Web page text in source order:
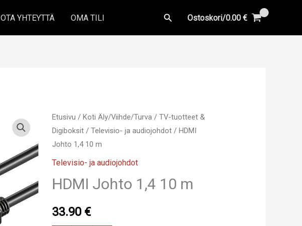
OTA YHTEYTTÄ OMA TILI Hae Ostoskori/0.00 €
Etusivu / Koti Äly/Viihde/Turva /TV-tuotteet &
Digiboksit /Televisio- ja audiojohdot / HDMI
Johto 1,4 10 m
Televisio- ja audiojohdot
HDMI Johto 1,4 10 m
33.90€